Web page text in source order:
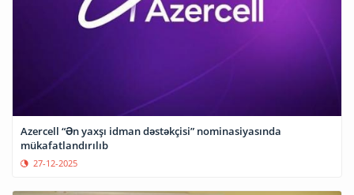
Azercell “Ən yaxşı idman dəstəkçisi” nominasiyasında
mükafatlandırılıb
27-12-2025